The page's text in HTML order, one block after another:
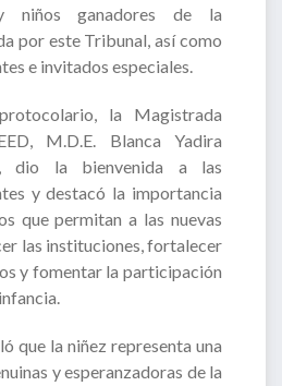
niños ganadores de la
por este Tribunal, así como
e invitados especiales.
la Magistrada
M.D.E. Blanca Yadira
dio la bienvenida a las
y destacó la importancia
que permitan a las nuevas
las instituciones, fortalecer
y fomentar la participación
que la niñez representa una
y esperanzadoras de la